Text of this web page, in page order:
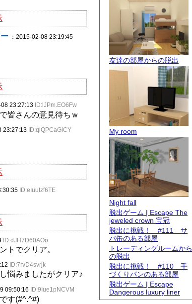
友達の部屋からの脱出
My room
Night fall
脱出ゲーム | Escape The
jeweled crown 宝冠
脱出に挑戦！ #111 サ
バ缶のある部屋
トレーディングルームから
の脱出
脱出に挑戦！ #110 手
づくりパンのある部屋
脱出ゲーム | Escape
Dangerous luxury liner
：2015-02-08 23:19:45
08 23:27:13 ID:lJPm.EO6Fw
皆さんの意見待ちｗ
23:27:13 ID:qiQPCaGiCY
ID:eIuutzf6TE
ID:dJH7D60AOo
トでクリア。
ID:7rvD4svrjk
悩みましたがクリア♪
09:50:16 ID:9Iue1pNCVM
す(#^.^#)